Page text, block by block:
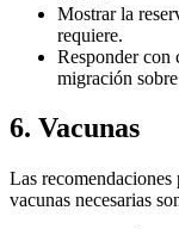
Mostrar la
requiere.
Responder con
migración
6. Vacunas
Las recomendaciones
vacunas necesarias